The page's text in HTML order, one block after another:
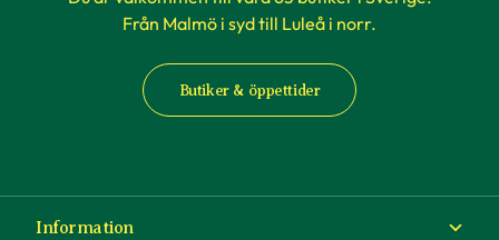
Från Malmö i syd till Luleå i norr.
Butiker & öppettider
Information